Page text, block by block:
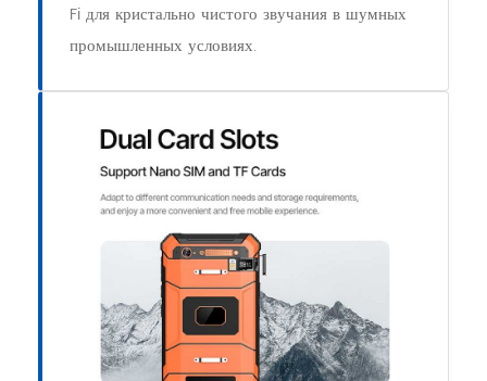
Fi для кристально чистого звучания в шумных
промышленных условиях.